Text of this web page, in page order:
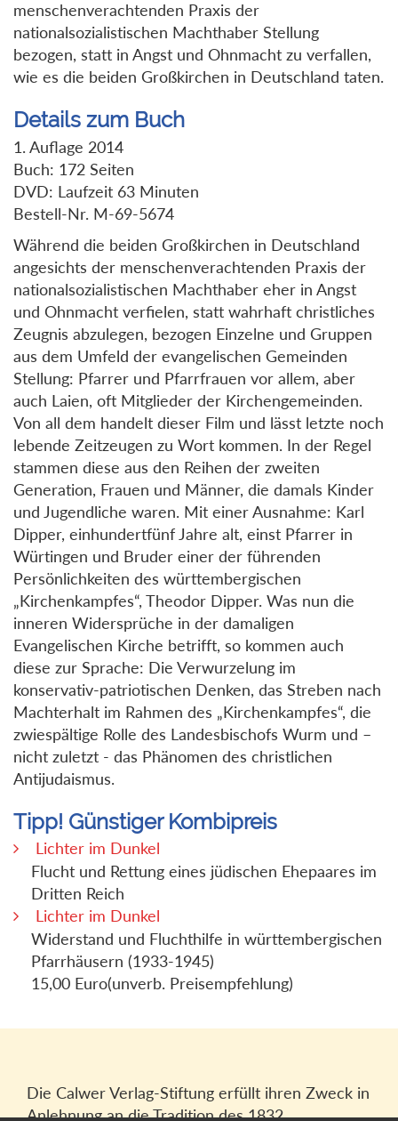
menschenverachtenden Praxis der
nationalsozialistischen Machthaber Stellung
bezogen, statt in Angst und Ohnmacht zu verfallen,
wie es die beiden Großkirchen in Deutschland taten.
Details zum Buch
1. Auflage 2014
Buch: 172 Seiten
DVD: Laufzeit 63 Minuten
Bestell-Nr. M-69-5674
Während die beiden Großkirchen in Deutschland
angesichts der menschenverachtenden Praxis der
nationalsozialistischen Machthaber eher in Angst
und Ohnmacht verfielen, statt wahrhaft christliches
Zeugnis abzulegen, bezogen Einzelne und Gruppen
aus dem Umfeld der evangelischen Gemeinden
Stellung: Pfarrer und Pfarrfrauen vor allem, aber
auch Laien, oft Mitglieder der Kirchengemeinden.
Von all dem handelt dieser Film und lässt letzte noch
lebende Zeitzeugen zu Wort kommen. In der Regel
stammen diese aus den Reihen der zweiten
Generation, Frauen und Männer, die damals Kinder
und Jugendliche waren. Mit einer Ausnahme: Karl
Dipper, einhundertfünf Jahre alt, einst Pfarrer in
Würtingen und Bruder einer der führenden
Persönlichkeiten des württembergischen
„Kirchenkampfes“, Theodor Dipper. Was nun die
inneren Widersprüche in der damaligen
Evangelischen Kirche betrifft, so kommen auch
diese zur Sprache: Die Verwurzelung im
konservativ-patriotischen Denken, das Streben nach
Machterhalt im Rahmen des „Kirchenkampfes“, die
zwiespältige Rolle des Landesbischofs Wurm und –
nicht zuletzt - das Phänomen des christlichen
Antijudaismus.
Tipp! Günstiger Kombipreis
Lichter im Dunkel
Flucht und Rettung eines jüdischen Ehepaares im
Dritten Reich
Lichter im Dunkel
Widerstand und Fluchthilfe in württembergischen
Pfarrhäusern (1933-1945)
15,00 Euro(unverb. Preisempfehlung)
Die Calwer Verlag-Stiftung erfüllt ihren Zweck in
Anlehnung an die Tradition des 1832